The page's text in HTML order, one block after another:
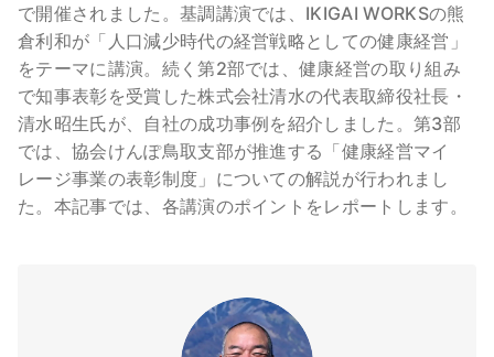
で開催されました。基調講演では、IKIGAI WORKSの熊
倉利和が「人口減少時代の経営戦略としての健康経営」
をテーマに講演。続く第2部では、健康経営の取り組み
で知事表彰を受賞した株式会社清水の代表取締役社長・
清水昭生氏が、自社の成功事例を紹介しました。第3部
では、協会けんぽ鳥取支部が推進する「健康経営マイ
レージ事業の表彰制度」についての解説が行われまし
た。本記事では、各講演のポイントをレポートします。